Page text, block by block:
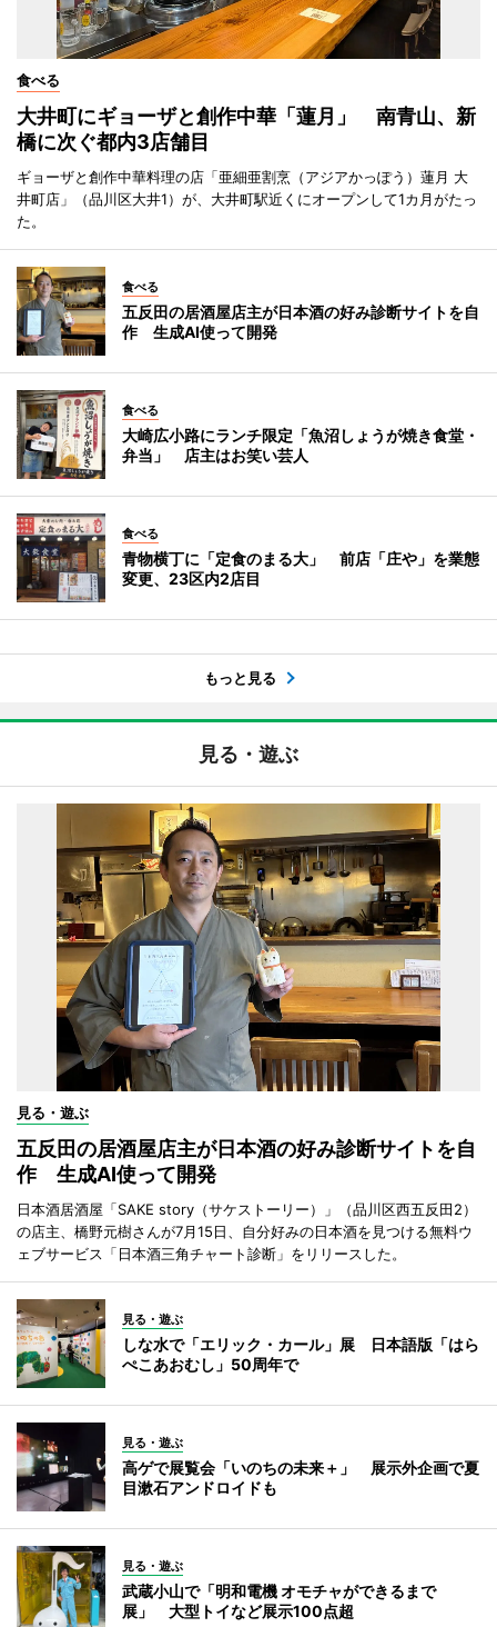
食べる
大井町にギョーザと創作中華「蓮月」 南青山、新
橋に次ぐ都内3店舗目
ギョーザと創作中華料理の店「亜細亜割烹（アジアかっぽう）蓮月 大
井町店」（品川区大井1）が、大井町駅近くにオープンして1カ月がたっ
た。
食べる
五反田の居酒屋店主が日本酒の好み診断サイトを自
作 生成AI使って開発
食べる
大崎広小路にランチ限定「魚沼しょうが焼き食堂・
弁当」 店主はお笑い芸人
食べる
青物横丁に「定食のまる大」 前店「庄や」を業態
変更、23区内2店目
もっと見る
見る・遊ぶ
見る・遊ぶ
五反田の居酒屋店主が日本酒の好み診断サイトを自
作 生成AI使って開発
日本酒居酒屋「SAKE story（サケストーリー）」（品川区西五反田2）
の店主、橋野元樹さんが7月15日、自分好みの日本酒を見つける無料ウ
ェブサービス「日本酒三角チャート診断」をリリースした。
見る・遊ぶ
しな水で「エリック・カール」展 日本語版「はら
ぺこあおむし」50周年で
見る・遊ぶ
高ゲで展覧会「いのちの未来＋」 展示外企画で夏
目漱石アンドロイドも
見る・遊ぶ
武蔵小山で「明和電機 オモチャができるまで
展」 大型トイなど展示100点超